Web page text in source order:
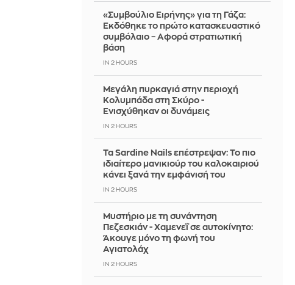
«Συμβούλιο Ειρήνης» για τη Γάζα:
Εκδόθηκε το πρώτο κατασκευαστικό
συμβόλαιο – Αφορά στρατιωτική
βάση
IN 2 HOURS
Μεγάλη πυρκαγιά στην περιοχή
Κολυμπάδα στη Σκύρο -
Ενισχύθηκαν οι δυνάμεις
IN 2 HOURS
Τα Sardine Nails επέστρεψαν: Το πιο
ιδιαίτερο μανικιούρ του καλοκαιριού
κάνει ξανά την εμφάνισή του
IN 2 HOURS
Μυστήριο με τη συνάντηση
Πεζεσκιάν - Χαμενεΐ σε αυτοκίνητο:
Άκουγε μόνο τη φωνή του
Αγιατολάχ
IN 2 HOURS